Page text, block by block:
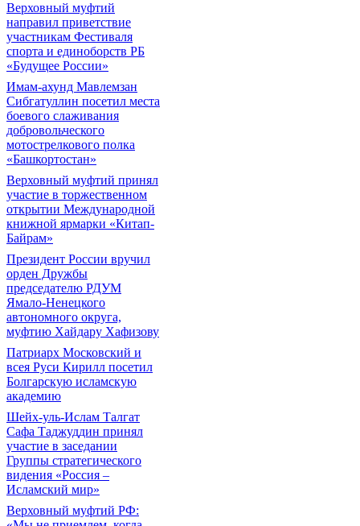
Верховный муфтий
направил приветствие
участникам Фестиваля
спорта и единоборств РБ
«Будущее России»
Имам-ахунд Мавлемзан
Сибгатуллин посетил места
боевого слаживания
добровольческого
мотострелкового полка
«Башкортостан»
Верховный муфтий принял
участие в торжественном
открытии Международной
книжной ярмарки «Китап-
Байрам»
Президент России вручил
орден Дружбы
председателю РДУМ
Ямало-Ненецкого
автономного округа,
муфтию Хайдару Хафизову
Патриарх Московский и
всея Руси Кирилл посетил
Болгарскую исламскую
академию
Шейх-уль-Ислам Талгат
Сафа Таджуддин принял
участие в заседании
Группы стратегического
видения «Россия –
Исламский мир»
Верховный муфтий РФ: